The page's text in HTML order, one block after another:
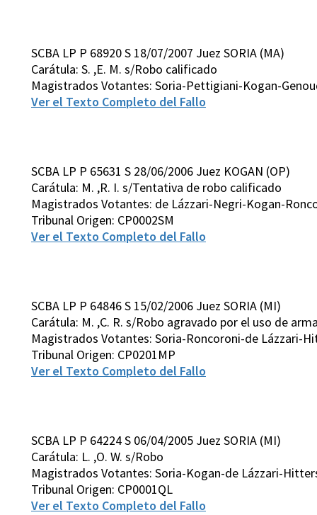
SCBA LP P 68920 S 18/07/2007 Juez SORIA (MA)
Carátula: S. ,E. M. s/Robo calificado
Magistrados Votantes: Soria-Pettigiani-Kogan-
Ver el Texto Completo del Fallo
SCBA LP P 65631 S 28/06/2006 Juez KOGAN (OP)
Carátula: M. ,R. I. s/Tentativa de robo calificado
Magistrados Votantes: de Lázzari-Negri-Kogan-
Tribunal Origen: CP0002SM
Ver el Texto Completo del Fallo
SCBA LP P 64846 S 15/02/2006 Juez SORIA (MI)
Carátula: M. ,C. R. s/Robo agravado por el uso de
Magistrados Votantes: Soria-Roncoroni-de Lázzari-
Tribunal Origen: CP0201MP
Ver el Texto Completo del Fallo
SCBA LP P 64224 S 06/04/2005 Juez SORIA (MI)
Carátula: L. ,O. W. s/Robo
Magistrados Votantes: Soria-Kogan-de Lázzari-
Tribunal Origen: CP0001QL
Ver el Texto Completo del Fallo